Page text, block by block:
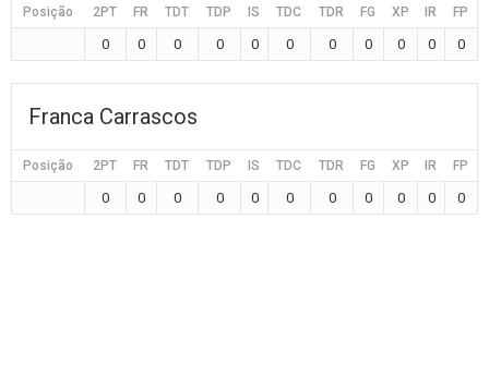
Posição 2PT FR TDT TDP IS TDC TDR FG XP IR FP
0 0 0 0 0 0 0 0 0 0 0
Franca Carrascos
Posição 2PT FR TDT TDP IS TDC TDR FG XP IR FP
0 0 0 0 0 0 0 0 0 0 0